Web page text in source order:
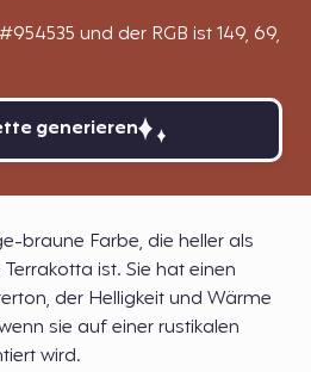
und der RGB ist 149, 69,
generieren
braune Farbe, die heller als
ist. Sie hat einen
der Helligkeit und Wärme
sie auf einer rustikalen
wird.